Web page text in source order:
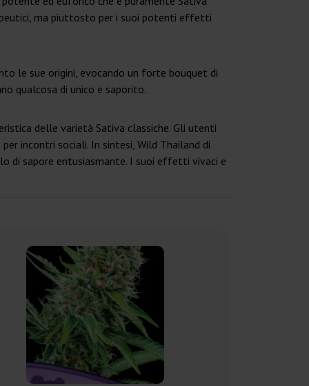
ma piuttosto per i suoi potenti effetti
le sue origini, evocando un forte bouquet di
qualcosa di unico e saporito.
delle varietà Sativa classiche. Gli utenti
incontri sociali. In sintesi, Wild Thailand di
di sapore entusiasmante. I suoi effetti vivaci e